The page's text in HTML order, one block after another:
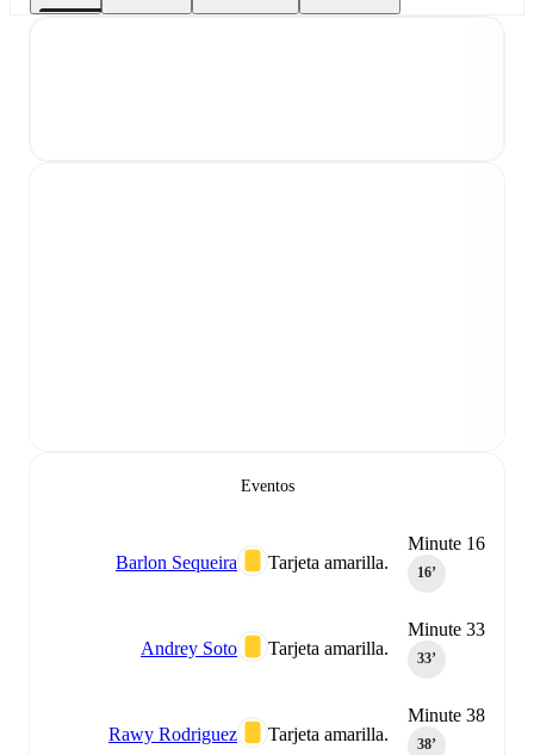
Eventos
Minute 16
16‎’‎
Tarjeta amarilla.
Barlon Sequeira
Minute 33
33‎’‎
Tarjeta amarilla.
Andrey Soto
Minute 38
38‎’‎
Tarjeta amarilla.
Rawy Rodriguez